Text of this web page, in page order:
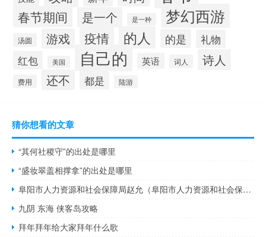
春节期间 是一个 是一种 梦幻西游
汤圆 游戏 疫情 的人 的是
礼物
红包
美国 自己的 英语 词人 诗人
费用 还不 都是 陆游
猜你想看的文章
“其何社稷守”的出处是哪里
“盛妆翠盖相撑拿”的出处是哪里
阜阳市人力资源和社会保障局赵允（阜阳市人力资源和社会保障局）
九阴 东海 侠客岛攻略
拜年拜年给大家拜年什么歌